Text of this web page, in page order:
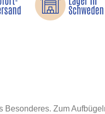
Zum